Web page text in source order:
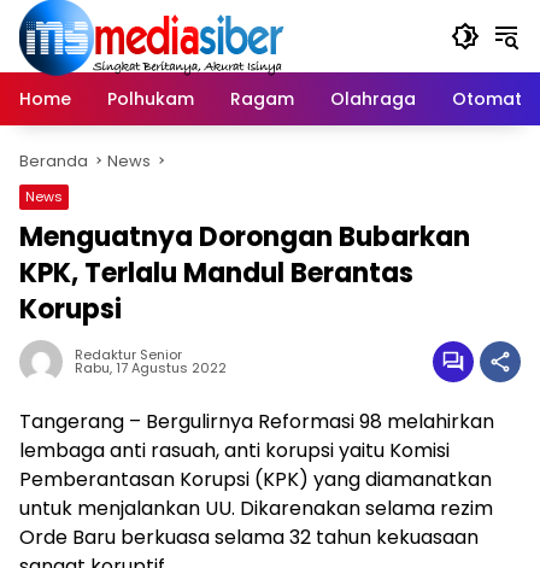
Langsung
konten
Home
Polhukam Ragam Olahraga Otomatif
Beranda News
News
Menguatnya Dorongan Bubarkan
KPK, Terlalu Mandul Berantas
Korupsi
Redaktur Senior
Rabu, 17 Agustus 2022
Tangerang – Bergulirnya Reformasi 98 melahirkan
lembaga anti rasuah, anti korupsi yaitu Komisi
Pemberantasan Korupsi (KPK) yang diamanatkan
untuk menjalankan UU. Dikarenakan selama rezim
Orde Baru berkuasa selama 32 tahun kekuasaan